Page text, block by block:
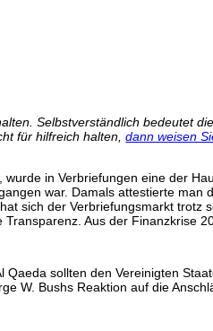
Selbstverständlich bedeutet
für hilfreich halten,dann weisen
in Verbriefungen eine der
war. Damals attestierte
sich der Verbriefungsmarkt
Aus der Finanzkrise
Qaeda sollten den Vereinigten
W. Bushs Reaktion auf die